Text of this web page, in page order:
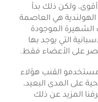
أقوى، ولكن ذلك بدأ
الهولندية هي العاصمة
الشهيرة الموجودة
التي يوجد بها
على الأعضاء فقط.
القنب هؤلاء
على المدى البعيد،
المزيد عن ذلك